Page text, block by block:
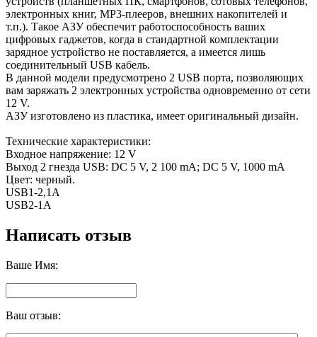
электронных книг, MP3-плееров, внешних накопителей и
т.п.). Такое АЗУ обеспечит работоспособность ваших
цифровых гаджетов, когда в стандартной комплектации
зарядное устройство не поставляется, а имеется лишь
соединительный USB кабель.
В данной модели предусмотрено 2 USB порта, позволяющих
вам заряжать 2 электронных устройства одновременно от сети
12 V.
АЗУ изготовлено из пластика, имеет оригинальный дизайн.
Технические характеристики:
Входное напряжение: 12 V
Выход 2 гнезда USB: DC 5 V, 2 100 mA; DC 5 V, 1000 mA
Цвет: черный.
USB1-2,1A
USB2-1A
Написать отзыв
Ваше Имя:
Ваш отзыв: